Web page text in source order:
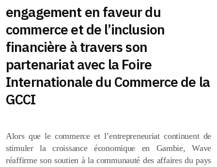
engagement en faveur du
commerce et de l’inclusion
financière à travers son
partenariat avec la Foire
Internationale du Commerce de la
GCCI
Alors que le commerce et l’entrepreneuriat continuent de
stimuler la croissance économique en Gambie, Wave
réaffirme son soutien à la communauté des affaires du pays